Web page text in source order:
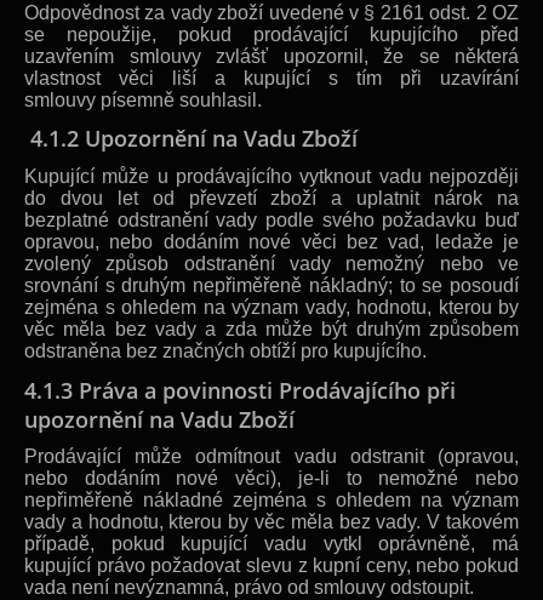
Odpovědnost za vady zboží uvedené v § 2161 odst. 2 OZ
se nepoužije, pokud prodávající kupujícího před
uzavřením smlouvy zvlášť upozornil, že se některá
vlastnost věci liší a kupující s tím při uzavírání
smlouvy písemně souhlasil.
4.1.2 Upozornění na Vadu Zboží
Kupující může u prodávajícího vytknout vadu nejpozději
do dvou let od převzetí zboží a uplatnit nárok na
bezplatné odstranění vady podle svého požadavku buď
opravou, nebo dodáním nové věci bez vad, ledaže je
zvolený způsob odstranění vady nemožný nebo ve
srovnání s druhým nepřiměřeně nákladný; to se posoudí
zejména s ohledem na význam vady, hodnotu, kterou by
věc měla bez vady a zda může být druhým způsobem
odstraněna bez značných obtíží pro kupujícího.
4.1.3 Práva a povinnosti Prodávajícího při
upozornění na Vadu Zboží
Prodávající může odmítnout vadu odstranit (opravou,
nebo dodáním nové věci), je-li to nemožné nebo
nepřiměřeně nákladné zejména s ohledem na význam
vady a hodnotu, kterou by věc měla bez vady. V takovém
případě, pokud kupující vadu vytkl oprávněně, má
kupující právo požadovat slevu z kupní ceny, nebo pokud
vada není nevýznamná, právo od smlouvy odstoupit.